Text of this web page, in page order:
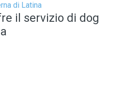
di Latina
il servizio di dog